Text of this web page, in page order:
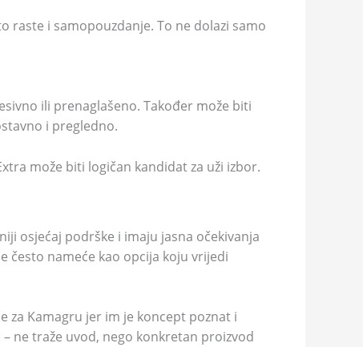
raste i samopouzdanje. To ne dolazi samo
ili prenaglašeno. Također može biti
i pregledno.
može biti logičan kandidat za uži izbor.
osjećaj podrške i imaju jasna očekivanja
često nameće kao opcija koju vrijedi
za Kamagru jer im je koncept poznat i
ne traže uvod, nego konkretan proizvod